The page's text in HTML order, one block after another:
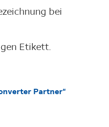
bei
Etikett.
Partner“